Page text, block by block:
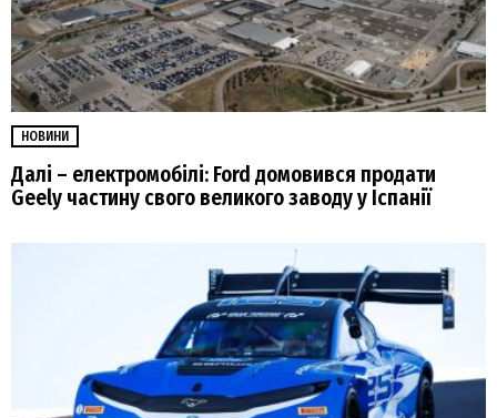
НОВИНИ
Далі – електромобілі: Ford домовився продати
Geely частину свого великого заводу у Іспанії